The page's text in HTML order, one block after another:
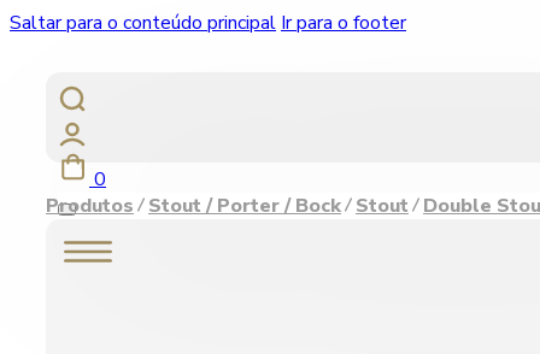
Saltar para o conteúdo principal Ir para o footer
0
Produtos
Stout / Porter / Bock Stout Double